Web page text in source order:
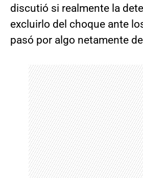
discutió si realmente la
excluirlo del choque ante
pasó por algo netamente